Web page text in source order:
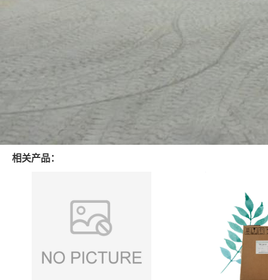
相关产品：